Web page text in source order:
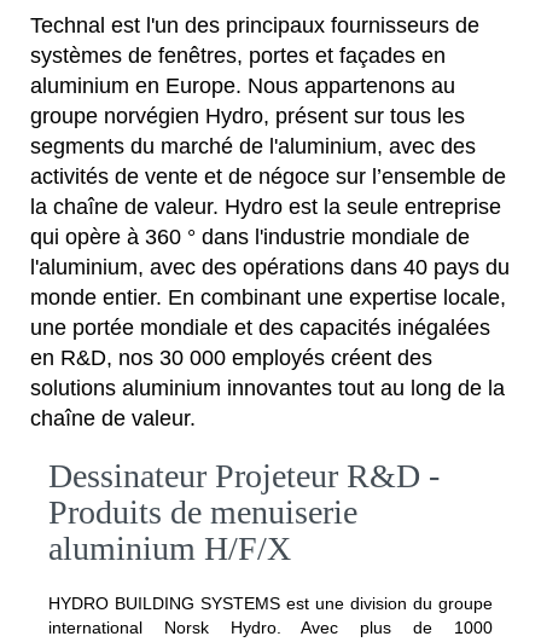
Technal est l'un des principaux fournisseurs de
systèmes de fenêtres, portes et façades en
aluminium en Europe. Nous appartenons au
groupe norvégien Hydro, présent sur tous les
segments du marché de l'aluminium, avec des
activités de vente et de négoce sur l’ensemble de
la chaîne de valeur. Hydro est la seule entreprise
qui opère à 360 ° dans l'industrie mondiale de
l'aluminium, avec des opérations dans 40 pays du
monde entier. En combinant une expertise locale,
une portée mondiale et des capacités inégalées
en R&D, nos 30 000 employés créent des
solutions aluminium innovantes tout au long de la
chaîne de valeur.
Dessinateur Projeteur R&D -
Produits de menuiserie
aluminium H/F/X
HYDRO BUILDING SYSTEMS est une division du groupe
international Norsk Hydro. Avec plus de 1000